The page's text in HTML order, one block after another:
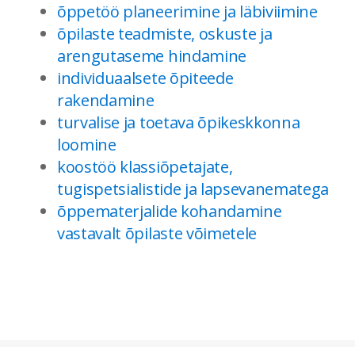
õppetöö planeerimine ja läbiviimine
õpilaste teadmiste, oskuste ja
arengutaseme hindamine
individuaalsete õpiteede
rakendamine
turvalise ja toetava õpikeskkonna
loomine
koostöö klassiõpetajate,
tugispetsialistide ja lapsevanematega
õppematerjalide kohandamine
vastavalt õpilaste võimetele